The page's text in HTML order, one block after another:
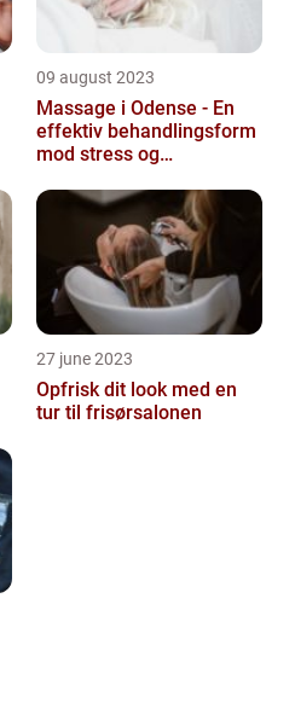
09 august 2023
Massage i Odense - En
effektiv behandlingsform
mod stress og
27 june 2023
Opfrisk dit look med en
tur til frisørsalonen